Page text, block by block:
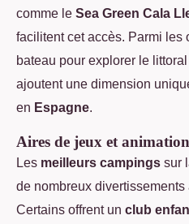
comme le Sea Green Cala
facilitent cet accès. Parmi les
bateau pour explorer le
ajoutent une dimension
en Espagne.
Aires de jeux et
Les meilleurs campings sur
de nombreux divertissements
Certains offrent un club